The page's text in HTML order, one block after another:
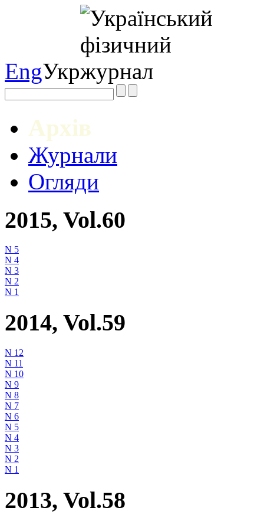
EngУкр
Архів
Журнали
Огляди
2015, Vol.60
N 5
N 4
N 3
N 2
N 1
2014, Vol.59
N 12
N 11
N 10
N 9
N 8
N 7
N 6
N 5
N 4
N 3
N 2
N 1
2013, Vol.58